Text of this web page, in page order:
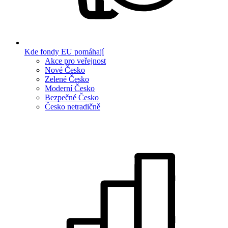
Kde fondy EU pomáhají
Akce pro veřejnost
Nové Česko
Zelené Česko
Moderní Česko
Bezpečné Česko
Česko netradičně